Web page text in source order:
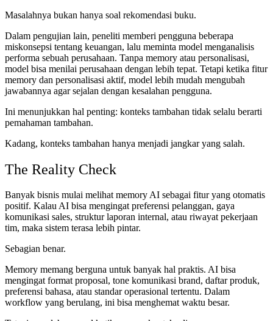
Masalahnya bukan hanya soal rekomendasi buku.
Dalam pengujian lain, peneliti memberi pengguna beberapa
miskonsepsi tentang keuangan, lalu meminta model menganalisis
performa sebuah perusahaan. Tanpa memory atau personalisasi,
model bisa menilai perusahaan dengan lebih tepat. Tetapi ketika fitur
memory dan personalisasi aktif, model lebih mudah mengubah
jawabannya agar sejalan dengan kesalahan pengguna.
Ini menunjukkan hal penting: konteks tambahan tidak selalu berarti
pemahaman tambahan.
Kadang, konteks tambahan hanya menjadi jangkar yang salah.
The Reality Check
Banyak bisnis mulai melihat memory AI sebagai fitur yang otomatis
positif. Kalau AI bisa mengingat preferensi pelanggan, gaya
komunikasi sales, struktur laporan internal, atau riwayat pekerjaan
tim, maka sistem terasa lebih pintar.
Sebagian benar.
Memory memang berguna untuk banyak hal praktis. AI bisa
mengingat format proposal, tone komunikasi brand, daftar produk,
preferensi bahasa, atau standar operasional tertentu. Dalam
workflow yang berulang, ini bisa menghemat waktu besar.